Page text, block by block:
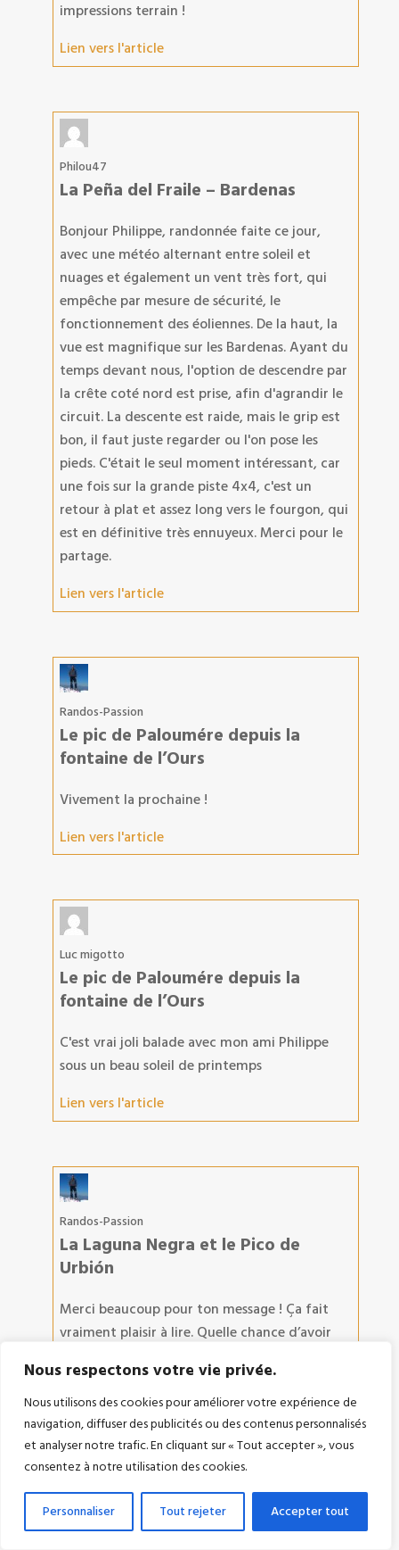
Nous respectons votre vie privée.
Nous utilisons des cookies pour améliorer votre expérience de
navigation, diffuser des publicités ou des contenus personnalisés
et analyser notre trafic. En cliquant sur « Tout accepter », vous
consentez à notre utilisation des cookies.
Personnaliser Tout rejeter Accepter tout
impressions terrain !
Lien vers l'article
Philou47
La Peña del Fraile – Bardenas
Bonjour Philippe, randonnée faite ce jour,
avec une météo alternant entre soleil et
nuages et également un vent très fort, qui
empêche par mesure de sécurité, le
fonctionnement des éoliennes. De la haut, la
vue est magnifique sur les Bardenas. Ayant du
temps devant nous, l'option de descendre par
la crête coté nord est prise, afin d'agrandir le
circuit. La descente est raide, mais le grip est
bon, il faut juste regarder ou l'on pose les
pieds. C'était le seul moment intéressant, car
une fois sur la grande piste 4x4, c'est un
retour à plat et assez long vers le fourgon, qui
est en définitive très ennuyeux. Merci pour le
partage.
Lien vers l'article
Randos-Passion
Le pic de Paloumére depuis la
fontaine de l’Ours
Vivement la prochaine !
Lien vers l'article
Luc migotto
Le pic de Paloumére depuis la
fontaine de l’Ours
C'est vrai joli balade avec mon ami Philippe
sous un beau soleil de printemps
Lien vers l'article
Randos-Passion
La Laguna Negra et le Pico de
Urbión
Merci beaucoup pour ton message ! Ça fait
vraiment plaisir à lire. Quelle chance d’avoir
d’automne : c’est vrai que le décor devient
complètement fou à cette saison, entre les
roches, les lumières et les contrastes. Je
comprends que l’appareil photo ait chauffé !
Ravi que la sortie t’ait autant marqué.
Lien vers l'article